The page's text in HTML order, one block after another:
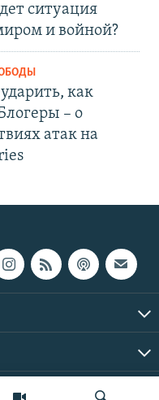
ситуация
и войной?
как
– о
атак на
Inc. | Все права защищены.